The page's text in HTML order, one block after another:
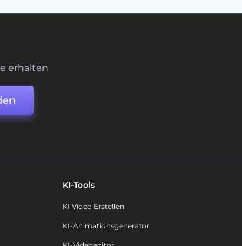
erhalten
KI-Tools
KI Video Erstellen
KI-Animationsgenerator